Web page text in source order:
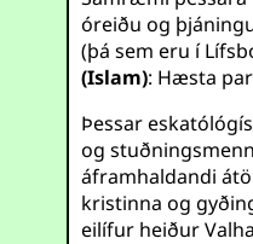
óreiðu og
(þá sem eru í
(Islam): Hæsta
Þessar
og
áframhaldandi
kristinna og
eilífur heiður